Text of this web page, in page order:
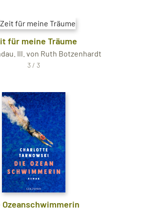
für meine Träume
Ill. von Ruth Botzenhardt
3 / 3
Ozeanschwimmerin